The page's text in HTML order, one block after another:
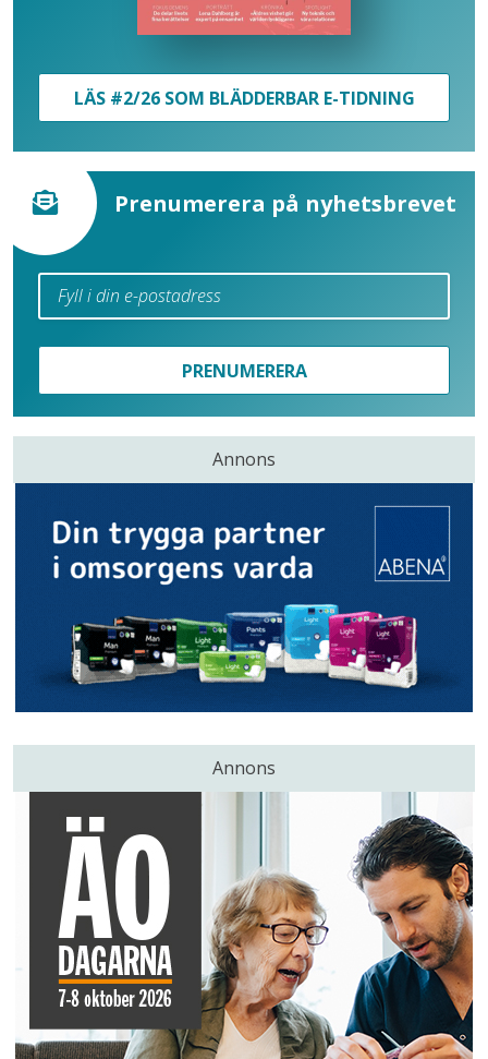
LÄS #2/26 SOM BLÄDDERBAR E-TIDNING
Prenumerera på nyhetsbrevet
PRENUMERERA
Annons
Annons